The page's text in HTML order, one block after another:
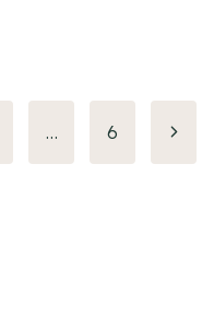
… 6
Page